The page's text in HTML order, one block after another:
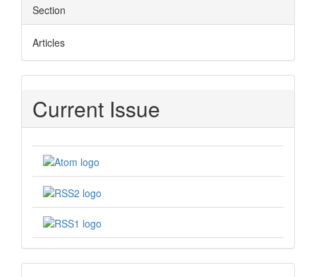
Section
Articles
Current Issue